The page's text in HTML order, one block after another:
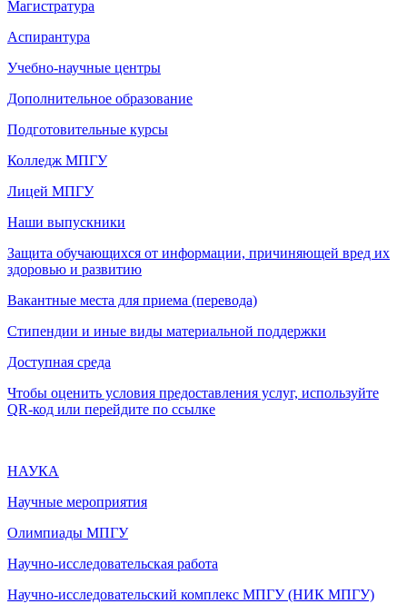
Магистратура
Аспирантура
Учебно-научные центры
Дополнительное образование
Подготовительные курсы
Колледж МПГУ
Лицей МПГУ
Наши выпускники
Защита обучающихся от информации, причиняющей вред их
здоровью и развитию
Вакантные места для приема (перевода)
Стипендии и иные виды материальной поддержки
Доступная среда
Чтобы оценить условия предоставления услуг, используйте
QR-код или перейдите по ссылке
НАУКА
Научные мероприятия
Олимпиады МПГУ
Научно-исследовательская работа
Научно-исследовательский комплекс МПГУ (НИК МПГУ)